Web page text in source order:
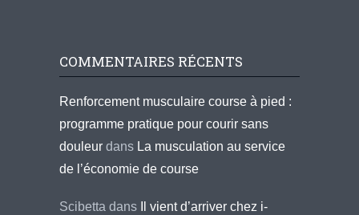
COMMENTAIRES RÉCENTS
Renforcement musculaire course à pied :
programme pratique pour courir sans
douleur dans La musculation au service
de l’économie de course
Scibetta dans
Il vient d’arriver chez i-